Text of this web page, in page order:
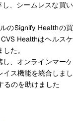
、シームレスな買い
のSignify Healthの買
Healthはヘルスケ
た。
、オンラインマーケ
イス機能を統合しまし
るのを助けました